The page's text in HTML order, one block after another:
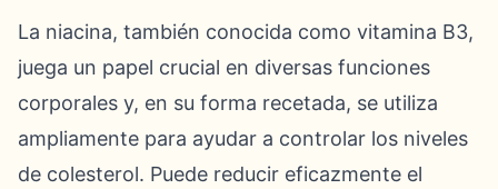
La niacina, también conocida como vitamina B3,
juega un papel crucial en diversas funciones
corporales y, en su forma recetada, se utiliza
ampliamente para ayudar a controlar los niveles
de colesterol. Puede reducir eficazmente el